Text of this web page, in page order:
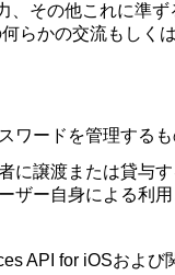
、その他これに
らかの交流もしく
ードを管理するも
譲渡または貸与
ー自身による利用
API for iOSおよび